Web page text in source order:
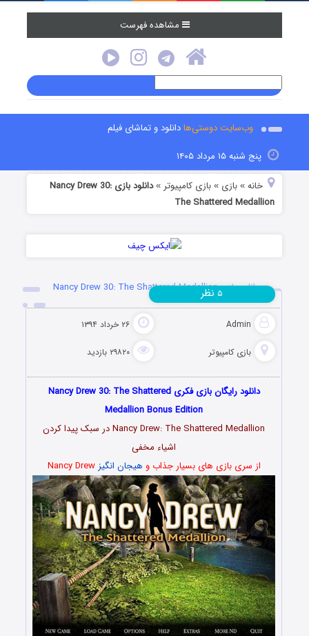
مشاهده فهرست
وب‌سایت دوستی‌هادانلود و تماشای فیلم
پنج شنبه ۱۵ مرداد ۱۴۰۵
خانه »بازی »بازی کامپیوتر »
دانلود بازی Nancy Drew 30:
The Shattered Medallion
دانلود بازی Nancy Drew 30: The Shattered Medallion
Admin ۲۶ خرداد ۱۳۹۴
بازی کامپیوتر ۲۹۸۲۰ بازدید
۵ نظر
دانلود رایگان بازی فکری Nancy Drew 30: The Shattered
Medallion Bonus Edition
Nancy Drew: The Shattered Medallion در سبک پیدا کردن
اشیاء مخفی
از سری بازی های بسیار جذاب و هیجان انگیز Nancy Drew